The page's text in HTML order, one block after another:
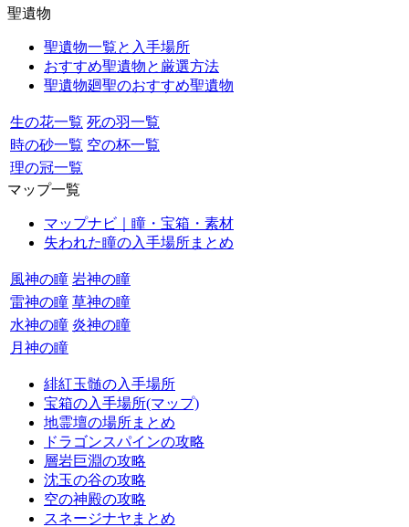
聖遺物
聖遺物一覧と入手場所
おすすめ聖遺物と厳選方法
聖遺物廻聖のおすすめ聖遺物
生の花一覧 死の羽一覧
時の砂一覧 空の杯一覧
理の冠一覧
マップ一覧
マップナビ｜瞳・宝箱・素材
失われた瞳の入手場所まとめ
風神の瞳 岩神の瞳
雷神の瞳 草神の瞳
水神の瞳 炎神の瞳
月神の瞳
緋紅玉髄の入手場所
宝箱の入手場所(マップ)
地霊壇の場所まとめ
ドラゴンスパインの攻略
層岩巨淵の攻略
沈玉の谷の攻略
空の神殿の攻略
スネージナヤまとめ